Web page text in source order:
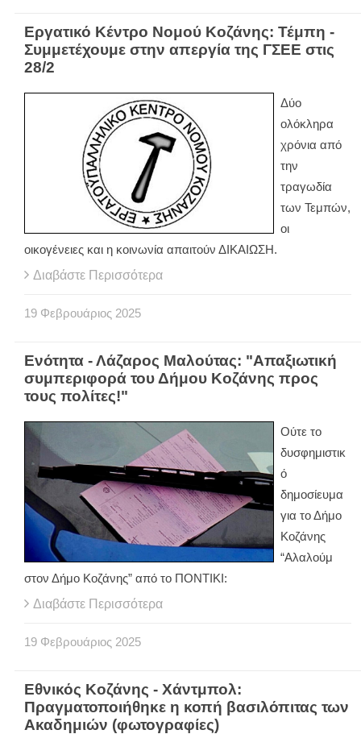
Εργατικό Κέντρο Νομού Κοζάνης: Τέμπη -
Συμμετέχουμε στην απεργία της ΓΣΕΕ στις
28/2
Δύο
ολόκληρα
χρόνια από
την
τραγωδία
των Τεμπών,
οι
οικογένειες και η κοινωνία απαιτούν ΔΙΚΑΙΩΣΗ.
Διαβάστε Περισσότερα
19 Φεβρουάριος 2025
Ενότητα - Λάζαρος Μαλούτας: "Απαξιωτική
συμπεριφορά του Δήμου Κοζάνης προς
τους πολίτες!"
Ούτε το
δυσφημιστικ
ό
δημοσίευμα
για το Δήμο
Κοζάνης
“Αλαλούμ
στον Δήμο Κοζάνης” από το ΠΟΝΤΙΚΙ:
Διαβάστε Περισσότερα
19 Φεβρουάριος 2025
Εθνικός Κοζάνης - Χάντμπολ:
Πραγματοποιήθηκε η κοπή βασιλόπιτας των
Ακαδημιών (φωτογραφίες)